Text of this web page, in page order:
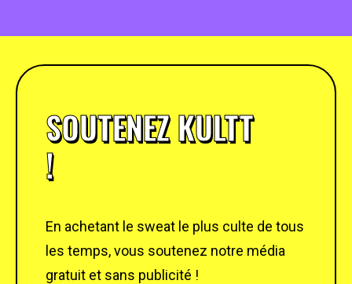
SOUTENEZ KULTT
!
En achetant le sweat le plus culte de tous
les temps, vous soutenez notre média
gratuit et sans publicité !